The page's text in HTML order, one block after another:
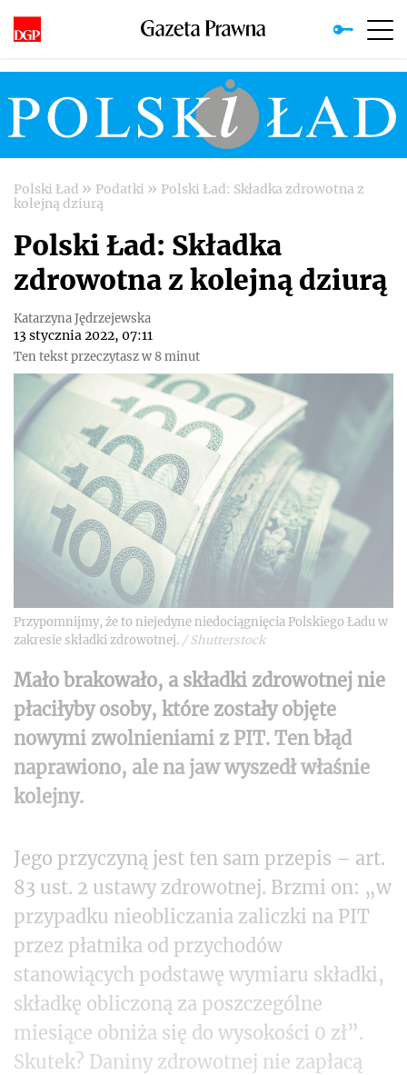
Polski Ład » Podatki » Polski Ład: Składka zdrowotna z
kolejną dziurą
Polski Ład: Składka
zdrowotna z kolejną dziurą
Katarzyna Jędrzejewska
13 stycznia 2022, 07:11
Ten tekst przeczytasz w 8 minut
Przypomnijmy, że to niejedyne niedociągnięcia Polskiego Ładu w
zakresie składki zdrowotnej. / Shutterstock
Mało brakowało, a składki zdrowotnej nie
płaciłyby osoby, które zostały objęte
nowymi zwolnieniami z PIT. Ten błąd
naprawiono, ale na jaw wyszedł właśnie
kolejny.
Jego przyczyną jest ten sam przepis – art.
83 ust. 2 ustawy zdrowotnej. Brzmi on: „w
przypadku nieobliczania zaliczki na PIT
przez płatnika od przychodów
stanowiących podstawę wymiaru składki,
składkę obliczoną za poszczególne
miesiące obniża się do wysokości 0 zł”.
Skutek? Daniny zdrowotnej nie zapłacą